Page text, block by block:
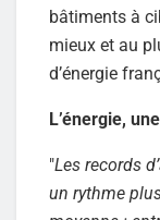
bâtiments à
mieux et au
d’énergie
L’énergie,
"Les records
un rythme